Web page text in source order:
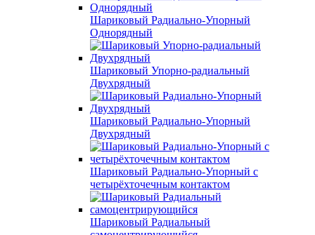
Шариковый Радиально-Упорный
Однорядный
Шариковый Упорно-радиальный
Двухрядный
Шариковый Радиально-Упорный
Двухрядный
Шариковый Радиально-Упорный с
четырёхточечным контактом
Шариковый Радиальный